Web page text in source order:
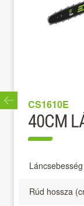
CS1610E
40CM
Rúd hossza